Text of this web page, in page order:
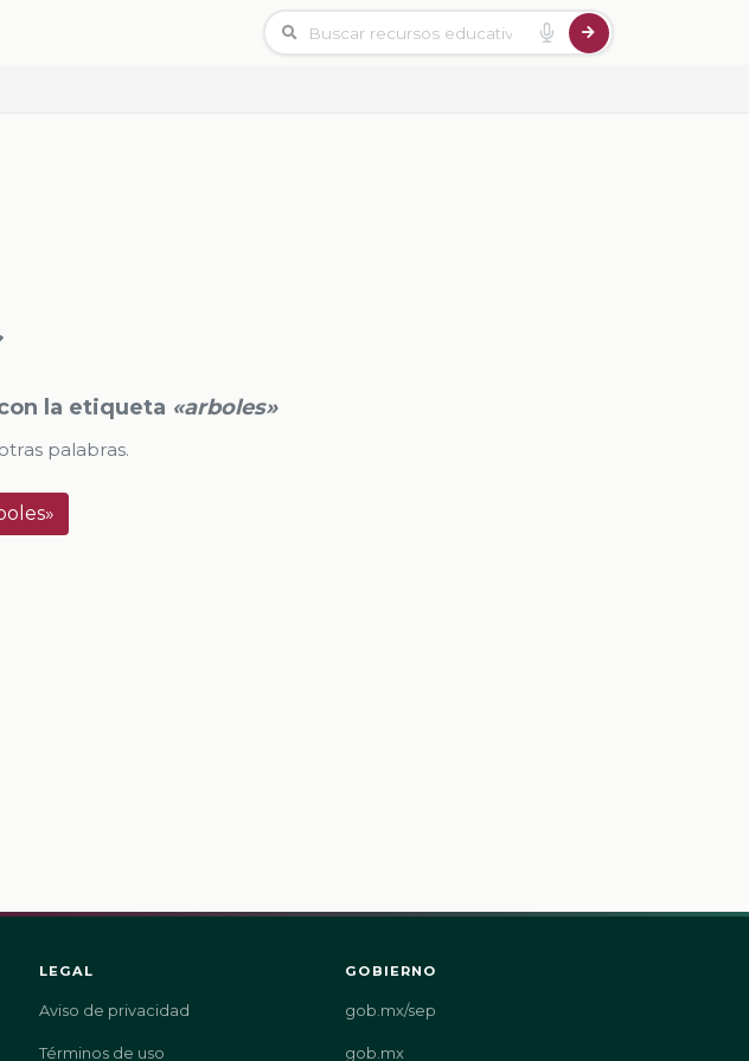
la etiqueta «arboles»
palabras.
LEGAL
Aviso de privacidad
Términos de uso
GOBIERNO
gob.mx/sep
gob.mx